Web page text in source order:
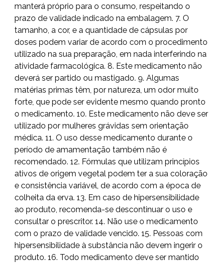
manterá próprio para o consumo, respeitando o
prazo de validade indicado na embalagem. 7. O
tamanho, a cor, e a quantidade de cápsulas por
doses podem variar de acordo com o procedimento
utilizado na sua preparação, em nada interferindo na
atividade farmacológica. 8. Este medicamento não
deverá ser partido ou mastigado. 9. Algumas
matérias primas têm, por natureza, um odor muito
forte, que pode ser evidente mesmo quando pronto
o medicamento. 10. Este medicamento não deve ser
utilizado por mulheres grávidas sem orientação
médica. 11. O uso desse medicamento durante o
período de amamentação também não é
recomendado. 12. Fórmulas que utilizam princípios
ativos de origem vegetal podem ter a sua coloração
e consistência variável, de acordo com a época de
colheita da erva. 13. Em caso de hipersensibilidade
ao produto, recomenda-se descontinuar o uso e
consultar o prescritor. 14. Não use o medicamento
com o prazo de validade vencido. 15. Pessoas com
hipersensibilidade à substância não devem ingerir o
produto. 16. Todo medicamento deve ser mantido